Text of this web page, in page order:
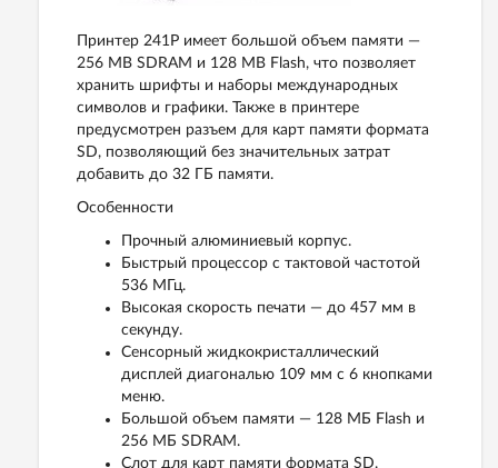
Принтер 241P имеет большой объем памяти —
256 MB SDRAM и 128 MB Flash, что позволяет
хранить шрифты и наборы международных
символов и графики. Также в принтере
предусмотрен разъем для карт памяти формата
SD, позволяющий без значительных затрат
добавить до 32 ГБ памяти.
Особенности
Прочный алюминиевый корпус.
Быстрый процессор с тактовой частотой
536 МГц.
Высокая скорость печати — до 457 мм в
секунду.
Сенсорный жидкокристаллический
дисплей диагональю 109 мм с 6 кнопками
меню.
Большой объем памяти — 128 МБ Flash и
256 МБ SDRAM.
Слот для карт памяти формата SD.